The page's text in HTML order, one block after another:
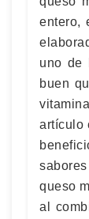
entero,
uno de
buen
artículo
queso
al